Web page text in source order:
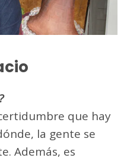
que hay
la gente se
Además, es